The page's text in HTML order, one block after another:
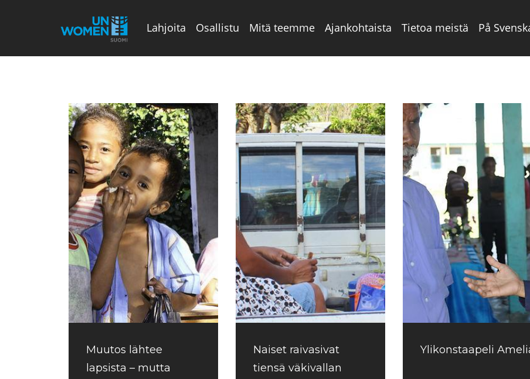
Lahjoita Osallistu Mitä teemme Ajankohtaista Tietoa meistä På
Muutos lähtee
lapsista – mutta
Naiset raivasivat
tiensä väkivallan
Ylikonstaapeli